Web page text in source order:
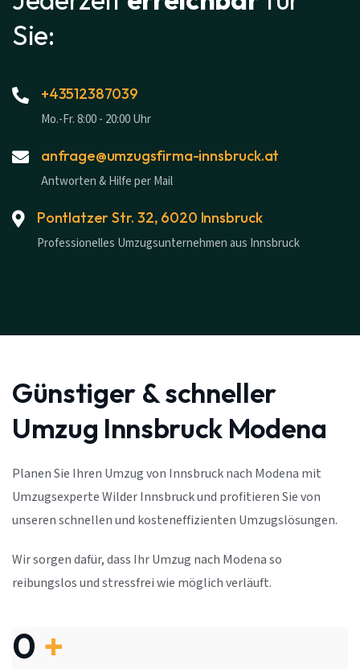
Sie:
+43512387039
Mo.-Fr. 8:00 - 20:00 Uhr
anfrage@umzugsfirma-innsbruck.at
Antworten & Hilfe per Mail
Pontlatzer Str. 32, 6020 Innsbruck
Professionelles Umzugsunternehmen aus Innsbruck
Günstiger & schneller
Umzug Innsbruck Modena
Planen Sie Ihren Umzug von Innsbruck nach Modena mit
Umzugsexperte Wilder Innsbruck und profitieren Sie von
unseren schnellen und kosteneffizienten Umzugslösungen.
Wir sorgen dafür, dass Ihr Umzug nach Modena so
reibungslos und stressfrei wie möglich verläuft.
0 +